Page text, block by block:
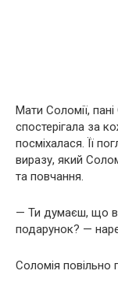
Мати Соломії, пані
спостерігала за
посміхалася. Її
виразу, який
та повчання.
— Ти думаєш, що
подарунок? —
Соломія повільно